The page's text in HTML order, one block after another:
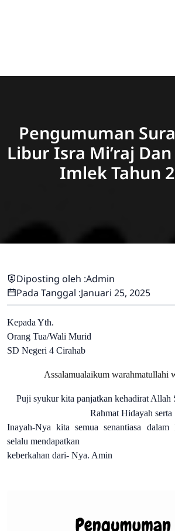
Pengumuman
Libur Isra Mi’raj
Imlek Tahun
Diposting oleh :Admin
Pada Tanggal :Januari 25, 2025
Kepada Yth.
Orang Tua/Wali Murid
SD Negeri 4 Cirahab
Assalamualaikum warahmatullahi
Puji syukur kita panjatkan kehadirat Allah
Rahmat Hidayah serta
Inayah-Nya kita semua senantiasa
selalu mendapatkan
keberkahan dari- Nya. Amin